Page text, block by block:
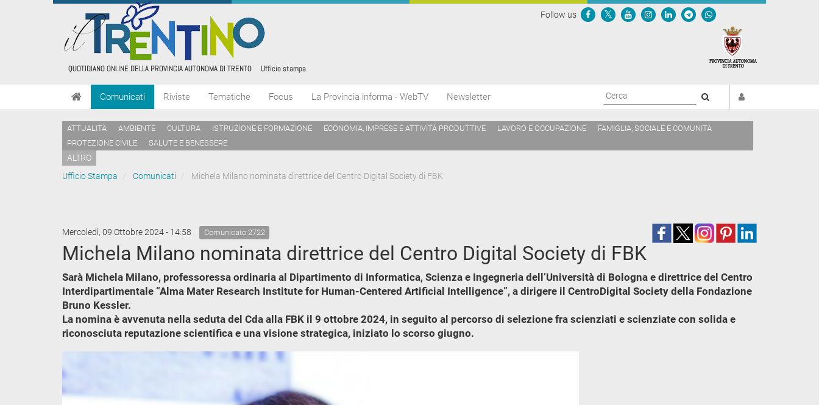
Follow us
Comunicati Riviste Tematiche Focus La Provincia informa - WebTV Newsletter
ATTUALITÀ AMBIENTE CULTURA ISTRUZIONE E FORMAZIONE ECONOMIA, IMPRESE E ATTIVITÀ PRODUTTIVE LAVORO E OCCUPAZIONE
FAMIGLIA, SOCIALE E COMUNITÀ
PROTEZIONE CIVILE
SALUTE E BENESSERE
ALTRO
Ufficio Stampa
Comunicati Michela Milano nominata direttrice del Centro Digital Society di FBK
Mercoledì, 09 Ottobre 2024 - 14:58 Comunicato 2722
Michela Milano nominata direttrice del Centro Digital Society di FBK
Sarà Michela Milano, professoressa ordinaria al Dipartimento di Informatica, Scienza e Ingegneria dell’Università di Bologna e direttrice del Centro
Interdipartimentale “Alma Mater Research Institute for Human-Centered Artificial Intelligence”, a dirigere il CentroDigital Society della Fondazione
Bruno Kessler.
La nomina è avvenuta nella seduta del Cda alla FBK il 9 ottobre 2024, in seguito al percorso di selezione fra scienziati e scienziate con solida e
riconosciuta reputazione scientifica e una visione strategica, iniziato lo scorso giugno.